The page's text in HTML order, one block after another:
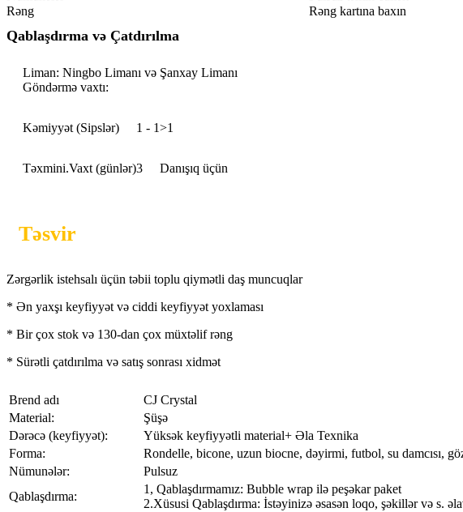
Rəng
Rəng kartına baxın
Qablaşdırma və Çatdırılma
Liman: Ningbo Limanı və Şanxay Limanı
Göndərmə vaxtı:
Kəmiyyət (Sipslər) 1 - 1>1
Təxmini.Vaxt (günlər)3 Danışıq üçün
Təsvir
Zərgərlik istehsalı üçün təbii toplu qiymətli daş muncuqlar
* Ən yaxşı keyfiyyət və ciddi keyfiyyət yoxlaması
* Bir çox stok və 130-dan çox müxtəlif rəng
* Sürətli çatdırılma və satış sonrası xidmət
Brend adı
CJ Crystal
Material:
Şüşə
Dərəcə (keyfiyyət):
Yüksək keyfiyyətli material+ Əla Texnika
Forma:
Rondelle, bicone, uzun biocne, dəyirmi, futbol, ​​su damcısı,
Nümunələr:
Pulsuz
Qablaşdırma:
1, Qablaşdırmamız: Bubble wrap ilə peşəkar paket
2.Xüsusi Qablaşdırma: İstəyinizə əsasən loqo, şəkillər və s.